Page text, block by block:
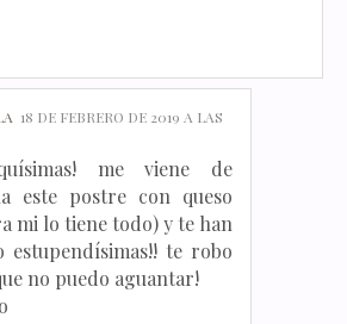
18 DE FEBRERO DE 2019 A LAS
me viene de
este postre con queso
mi lo tiene todo) y te han
estupendísimas!! te robo
no puedo aguantar!